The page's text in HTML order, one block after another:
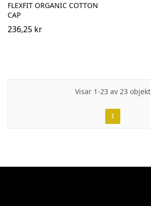
FLEXFIT ORGANIC COTTON
CAP
236,25 kr
Visar 1-23 av 23 objekt
1